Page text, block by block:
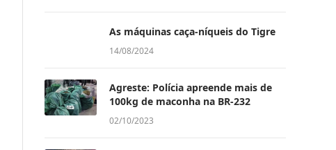
As máquinas caça-níqueis do Tigre
14/08/2024
Agreste: Polícia apreende mais de
100kg de maconha na BR-232
02/10/2023